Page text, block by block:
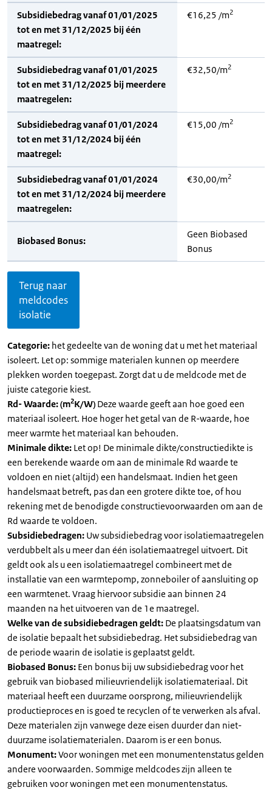
Subsidiebedrag vanaf 01/01/2025
tot en met 31/12/2025 bij één
maatregel:
€16,25 /m2
Subsidiebedrag vanaf 01/01/2025
tot en met 31/12/2025 bij meerdere
maatregelen:
€32,50/m2
Subsidiebedrag vanaf 01/01/2024
tot en met 31/12/2024 bij één
maatregel:
€15,00 /m2
Subsidiebedrag vanaf 01/01/2024
tot en met 31/12/2024 bij meerdere
maatregelen:
€30,00/m2
Biobased Bonus:
Geen Biobased
Bonus
Terug naar
meldcodes
isolatie
Categorie: het gedeelte van de woning dat u met het materiaal
isoleert. Let op: sommige materialen kunnen op meerdere
plekken worden toegepast. Zorgt dat u de meldcode met de
juiste categorie kiest.
Rd- Waarde: (m2K/W) Deze waarde geeft aan hoe goed een
materiaal isoleert. Hoe hoger het getal van de R-waarde, hoe
meer warmte het materiaal kan behouden.
Minimale dikte: Let op! De minimale dikte/constructiedikte is
een berekende waarde om aan de minimale Rd waarde te
voldoen en niet (altijd) een handelsmaat. Indien het geen
handelsmaat betreft, pas dan een grotere dikte toe, of hou
rekening met de benodigde constructievoorwaarden om aan de
Rd waarde te voldoen.
Subsidiebedragen: Uw subsidiebedrag voor isolatiemaatregelen
verdubbelt als u meer dan één isolatiemaatregel uitvoert. Dit
geldt ook als u een isolatiemaatregel combineert met de
installatie van een warmtepomp, zonneboiler of aansluiting op
een warmtenet. Vraag hiervoor subsidie aan binnen 24
maanden na het uitvoeren van de 1e maatregel.
Welke van de subsidiebedragen geldt: De plaatsingsdatum van
de isolatie bepaalt het subsidiebedrag. Het subsidiebedrag van
de periode waarin de isolatie is geplaatst geldt.
Biobased Bonus: Een bonus bij uw subsidiebedrag voor het
gebruik van biobased milieuvriendelijk isolatiemateriaal. Dit
materiaal heeft een duurzame oorsprong, milieuvriendelijk
productieproces en is goed te recyclen of te verwerken als afval.
Deze materialen zijn vanwege deze eisen duurder dan niet-
duurzame isolatiematerialen. Daarom is er een bonus.
Monument:Voor woningen met een monumentenstatus gelden
andere voorwaarden. Sommige meldcodes zijn alleen te
gebruiken voor woningen met een monumentenstatus.